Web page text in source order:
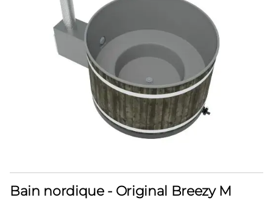
Bain nordique - Original Breezy M